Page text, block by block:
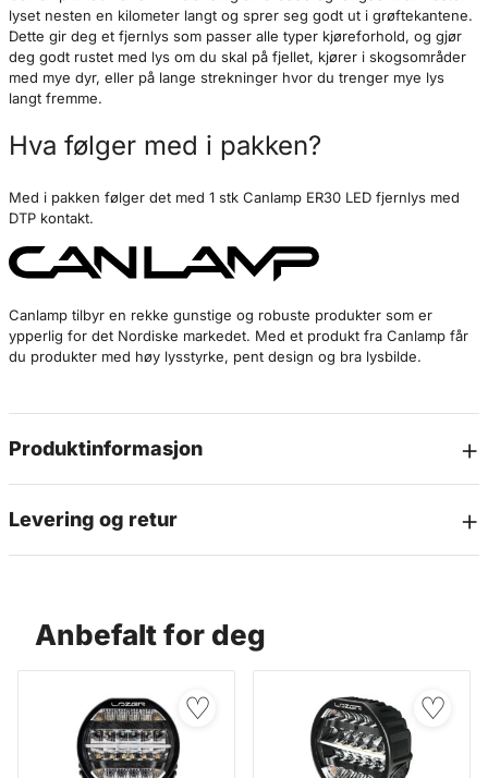
lyset nesten en kilometer langt og sprer seg godt ut i grøftekantene.
Dette gir deg et fjernlys som passer alle typer kjøreforhold, og gjør
deg godt rustet med lys om du skal på fjellet, kjører i skogsområder
med mye dyr, eller på lange strekninger hvor du trenger mye lys
langt fremme.
Hva følger med i pakken?
Med i pakken følger det med 1 stk Canlamp ER30 LED fjernlys med
DTP kontakt.
Canlamp tilbyr en rekke gunstige og robuste produkter som er
ypperlig for det Nordiske markedet. Med et produkt fra Canlamp får
du produkter med høy lysstyrke, pent design og bra lysbilde.
Produktinformasjon
Levering og retur
Anbefalt for deg
♡ ♡